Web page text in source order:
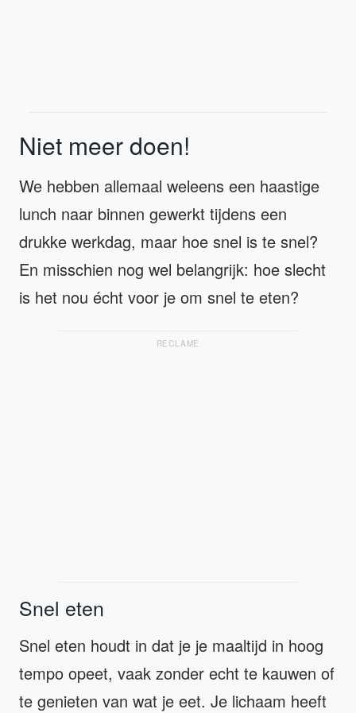
Niet meer doen!
We hebben allemaal weleens een haastige
lunch naar binnen gewerkt tijdens een
drukke werkdag, maar hoe snel is te snel?
En misschien nog wel belangrijk: hoe slecht
is het nou écht voor je om snel te eten?
RECLAME
Snel eten
Snel eten houdt in dat je je maaltijd in hoog
tempo opeet, vaak zonder echt te kauwen of
te genieten van wat je eet. Je lichaam heeft